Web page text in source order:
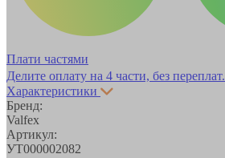
Плати частями
Делите оплату на 4 части, без переплат.
Характеристики
Бренд:
Valfex
Артикул:
УТ000002082